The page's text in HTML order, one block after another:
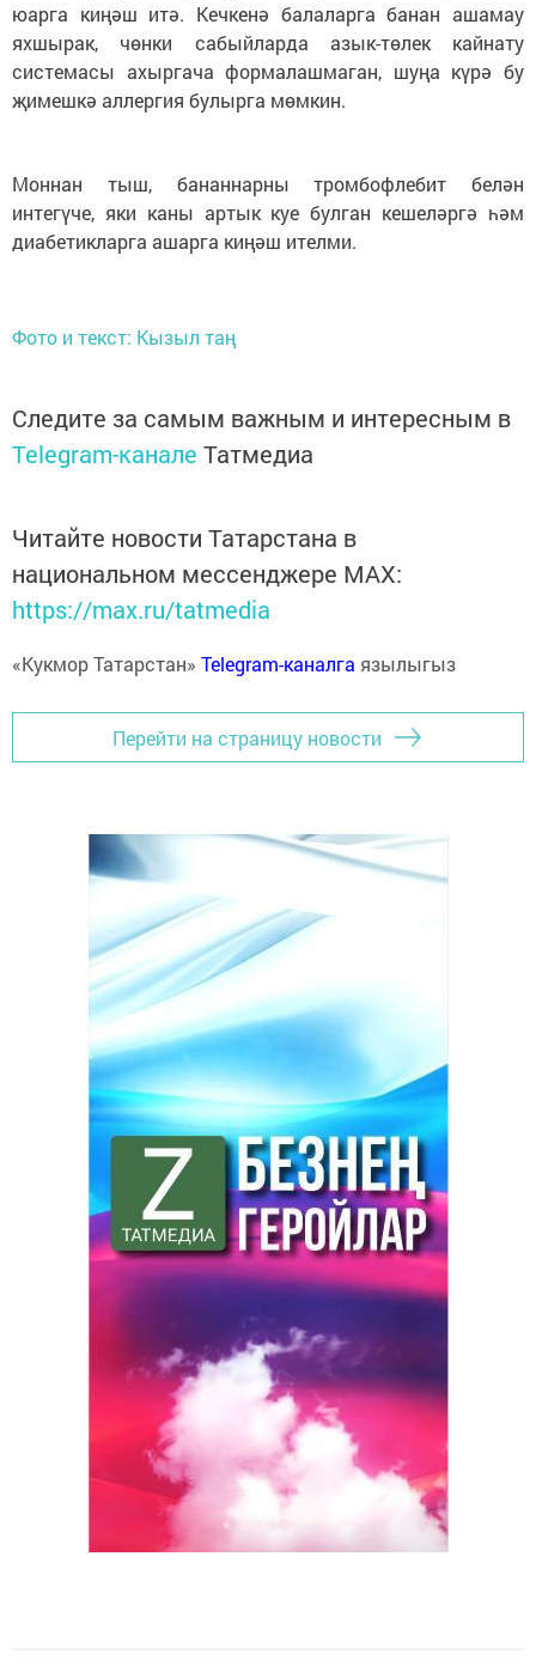
юарга киңәш итә. Кечкенә балаларга банан ашамау
яхшырак, чөнки сабыйларда азык-төлек кайнату
системасы ахыргача формалашмаган, шуңа күрә бу
җимешкә аллергия булырга мөмкин.
Моннан тыш, бананнарны тромбофлебит белән
интегүче, яки каны артык куе булган кешеләргә һәм
диабетикларга ашарга киңәш ителми.
Фото и текст: Кызыл таң
Следите за самым важным и интересным в
Telegram-канале Татмедиа
Читайте новости Татарстана в
национальном мессенджере MАХ:
https://max.ru/tatmedia
«Кукмор Татарстан» Telegram-каналга язылыгыз
Перейти на страницу новости